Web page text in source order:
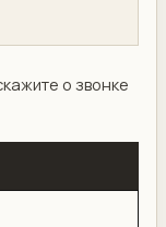
о звонке